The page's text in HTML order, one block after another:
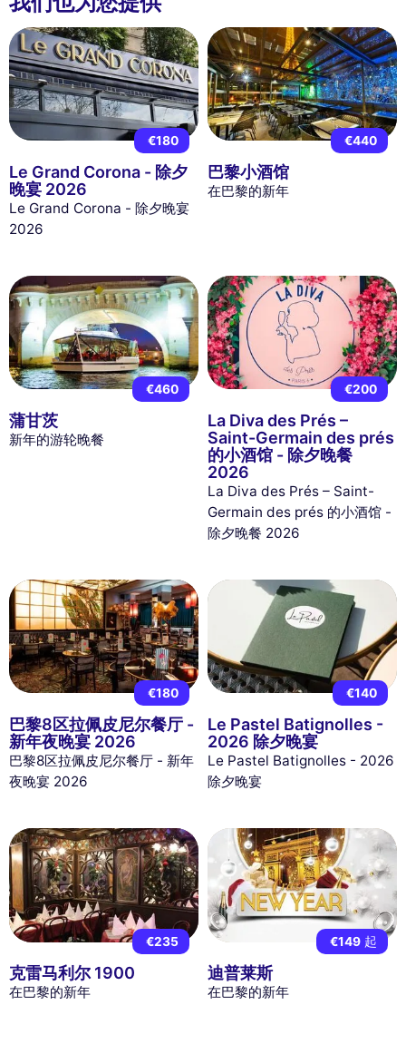
€180
Le Grand Corona - 除夕
晚宴 2026
Le Grand Corona - 除夕晚宴
2026
€440
巴黎小酒馆
在巴黎的新年
€460
蒲甘茨
新年的游轮晚餐
€200
La Diva des Prés –
Saint-Germain des prés
的小酒馆 - 除夕晚餐
2026
La Diva des Prés – Saint-
Germain des prés 的小酒馆 -
除夕晚餐 2026
€180
巴黎8区拉佩皮尼尔餐厅 -
新年夜晚宴 2026
巴黎8区拉佩皮尼尔餐厅 - 新年
夜晚宴 2026
€140
Le Pastel Batignolles -
2026 除夕晚宴
Le Pastel Batignolles - 2026
除夕晚宴
€235
克雷马利尔 1900
在巴黎的新年
€149起
迪普莱斯
在巴黎的新年